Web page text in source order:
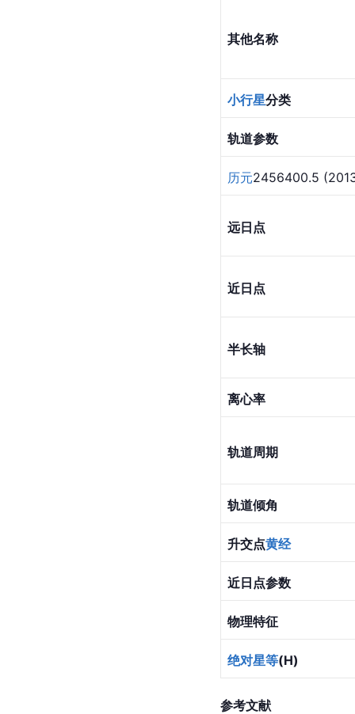
其他名称
小行星分类
轨道参数
历元2456400.5
远日点
近日点
半长轴
离心率
轨道周期
轨道倾角
升交点黄经
近日点参数
物理特征
绝对星等(H)
参考文献